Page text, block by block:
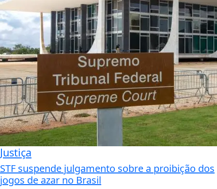
Justiça
STF suspende julgamento sobre a proibição dos
jogos de azar no Brasil